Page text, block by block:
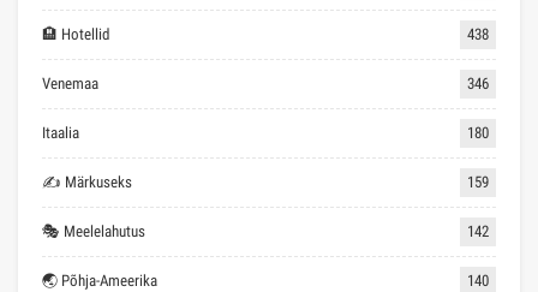
🏨 Hotellid 438
Venemaa 346
Itaalia 180
✍ Märkuseks 159
🎭 Meelelahutus 142
🌏 Põhja-Ameerika 140